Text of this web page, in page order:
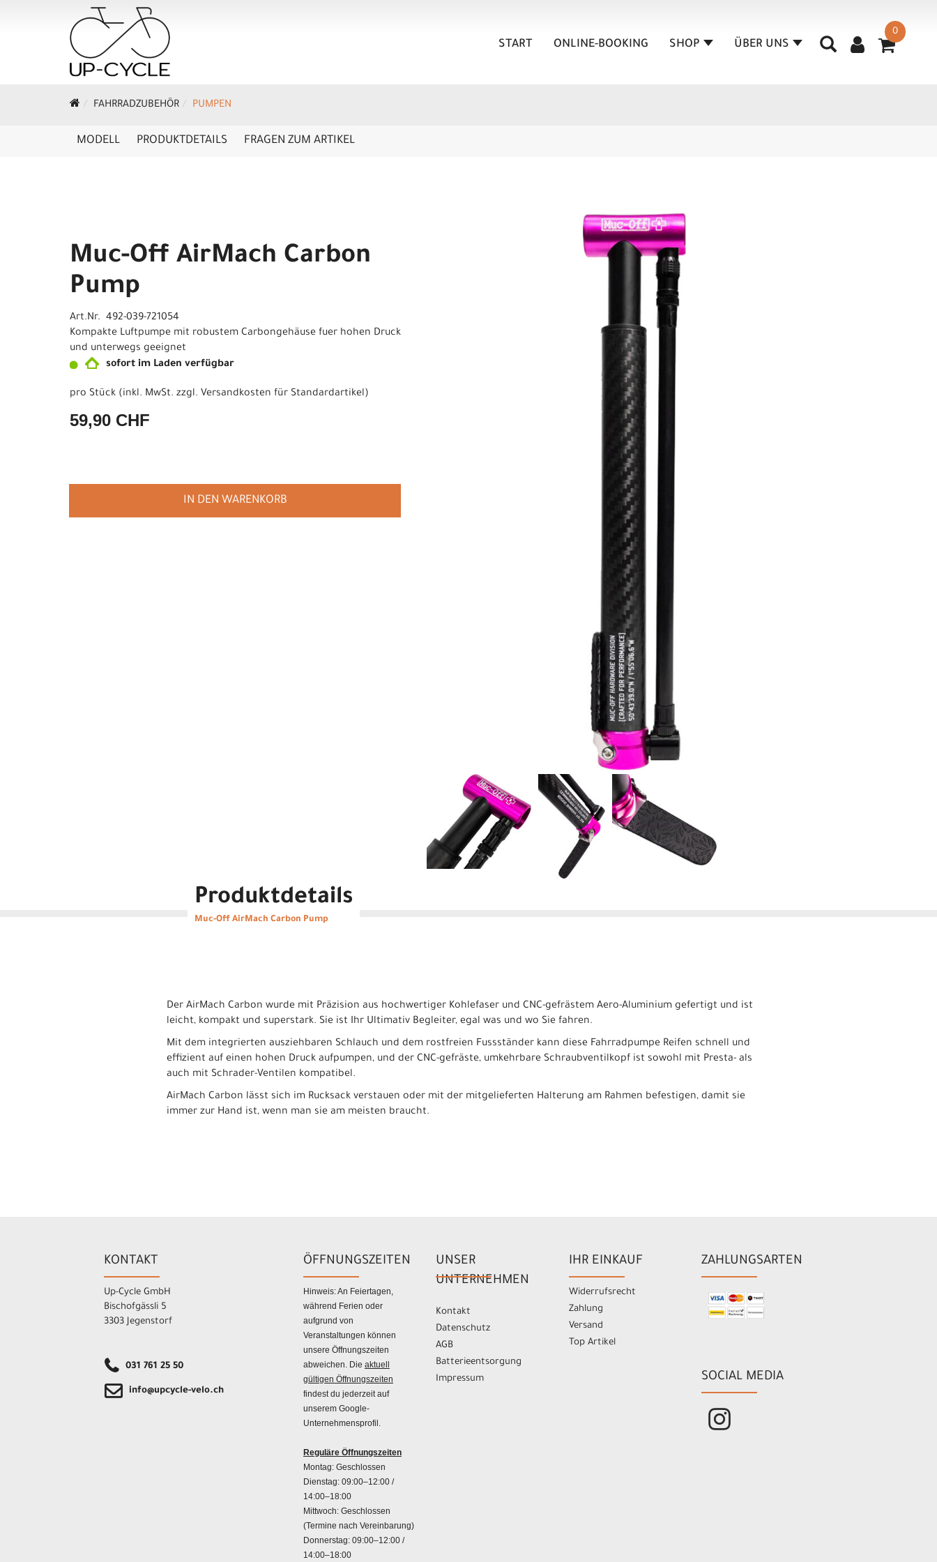
0
START ONLINE-BOOKING SHOP ÜBER UNS
FAHRRADZUBEHÖR PUMPEN
MODELL PRODUKTDETAILS FRAGEN ZUM ARTIKEL
Muc-Off AirMach Carbon
Pump
Art.Nr. 492-039-721054
Kompakte Luftpumpe mit robustem Carbongehäuse fuer hohen Druck
und unterwegs geeignet
sofort im Laden verfügbar
pro Stück (inkl. MwSt. zzgl. Versandkosten für Standardartikel)
59,90 CHF
IN DEN WARENKORB
Produktdetails
Muc-Off AirMach Carbon Pump
Der AirMach Carbon wurde mit Präzision aus hochwertiger Kohlefaser und CNC-gefrästem Aero-Aluminium gefertigt und ist
leicht, kompakt und superstark. Sie ist Ihr Ultimativ Begleiter, egal was und wo Sie fahren.
Mit dem integrierten ausziehbaren Schlauch und dem rostfreien Fussständer kann diese Fahrradpumpe Reifen schnell und
effizient auf einen hohen Druck aufpumpen, und der CNC-gefräste, umkehrbare Schraubventilkopf ist sowohl mit Presta- als
auch mit Schrader-Ventilen kompatibel.
AirMach Carbon lässt sich im Rucksack verstauen oder mit der mitgelieferten Halterung am Rahmen befestigen, damit sie
immer zur Hand ist, wenn man sie am meisten braucht.
KONTAKT
Up-Cycle GmbH
Bischofgässli 5
3303 Jegenstorf
031 761 25 50
info@upcycle-velo.ch
ÖFFNUNGSZEITEN
Hinweis: An Feiertagen,
während Ferien oder
aufgrund von
Veranstaltungen können
unsere Öffnungszeiten
abweichen. Die aktuell
gültigen Öffnungszeiten
findest du jederzeit auf
unserem Google-
Unternehmensprofil.
Reguläre Öffnungszeiten
Montag: Geschlossen
Dienstag: 09:00–12:00 /
14:00–18:00
Mittwoch: Geschlossen
(Termine nach Vereinbarung)
Donnerstag: 09:00–12:00 /
14:00–18:00
UNSER
UNTERNEHMEN
Kontakt
Datenschutz
AGB
Batterieentsorgung
Impressum
IHR EINKAUF
Widerrufsrecht
Zahlung
Versand
Top Artikel
ZAHLUNGSARTEN
SOCIAL MEDIA